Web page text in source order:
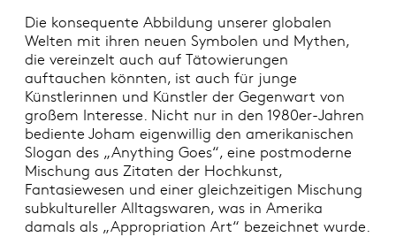
Die konsequente Abbildung unserer globalen
Welten mit ihren neuen Symbolen und Mythen,
die vereinzelt auch auf Tätowierungen
auftauchen könnten, ist auch für junge
Künstlerinnen und Künstler der Gegenwart von
großem Interesse. Nicht nur in den 1980er-Jahren
bediente Joham eigenwillig den amerikanischen
Slogan des „Anything Goes“, eine postmoderne
Mischung aus Zitaten der Hochkunst,
Fantasiewesen und einer gleichzeitigen Mischung
subkultureller Alltagswaren, was in Amerika
damals als „Appropriation Art“ bezeichnet wurde.